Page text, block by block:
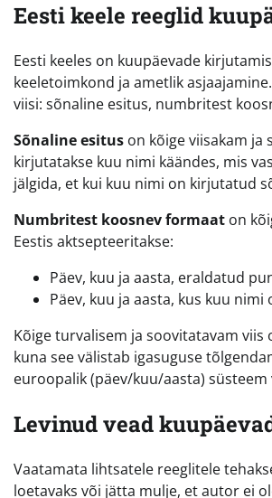
Eesti keele reeglid
Eesti keeles on kuupäevade
keeletoimkond ja ametlik
viisi: sõnaline esitus, numbritest
Sõnaline esitus on kõige viisakam
kirjutatakse kuu nimi käändes, mis
jälgida, et kui kuu nimi on kirjutatud
Numbritest koosnev formaat on
Eestis aktsepteeritakse:
Päev, kuu ja aasta, eraldatud
Päev, kuu ja aasta, kus kuu
Kõige turvalisem ja soovitatavam
kuna see välistab igasuguse
euroopalik (päev/kuu/aasta)
Levinud vead
Vaatamata lihtsatele reeglitele
loetavaks või jätta mulje, et autor ei